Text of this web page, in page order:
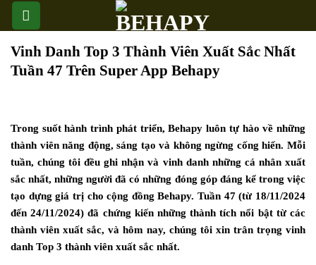
Vinh Danh Top 3 Thành Viên Xuất Sắc Nhất
Tuần 47 Trên Super App Behapy
Trong suốt hành trình phát triển, Behapy luôn tự hào về những
thành viên năng động, sáng tạo và không ngừng cống hiến. Mỗi
tuần, chúng tôi đều ghi nhận và vinh danh những cá nhân xuất
sắc nhất, những người đã có những đóng góp đáng kể trong việc
tạo dựng giá trị cho cộng đồng Behapy. Tuần 47 (từ 18/11/2024
đến 24/11/2024) đã chứng kiến những thành tích nổi bật từ các
thành viên xuất sắc, và hôm nay, chúng tôi xin trân trọng vinh
danh Top 3 thành viên xuất sắc nhất.